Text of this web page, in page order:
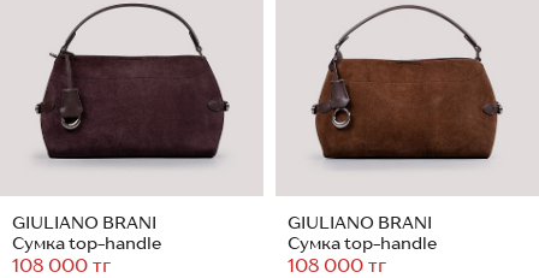
GIULIANO BRANI
Сумка top-handle
108 000 тг
GIULIANO BRANI
Сумка top-handle
108 000 тг